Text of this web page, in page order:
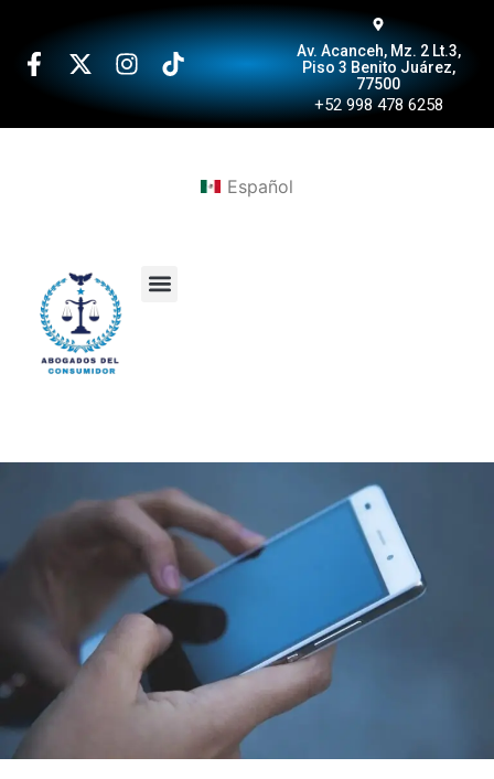
Av. Acanceh, Mz. 2 Lt.3,
Piso 3 Benito Juárez,
77500
+52 998 478 6258
Español